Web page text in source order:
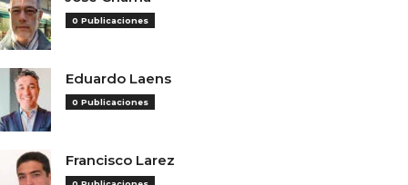
0 Publicaciones
Eduardo Laens
0 Publicaciones
Francisco Larez